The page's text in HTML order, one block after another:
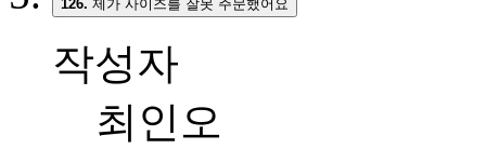
126. 제가 사이즈를 잘못 주문했어요
작성자
최인오